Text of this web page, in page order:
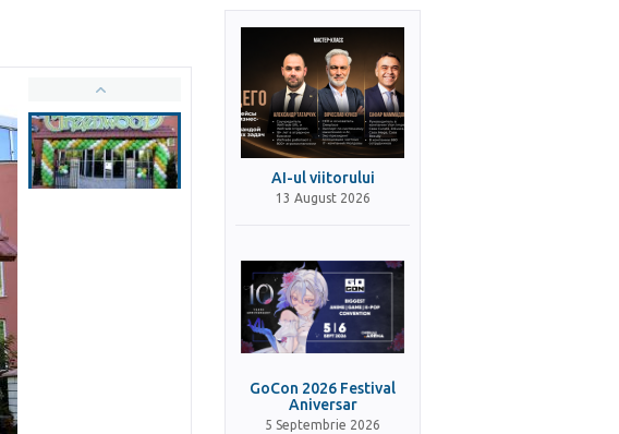
AI-ul viitorului
13 August 2026
GoCon 2026 Festival
Aniversar
5 Septembrie 2026